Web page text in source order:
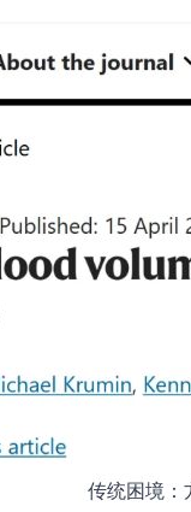
传统困境：